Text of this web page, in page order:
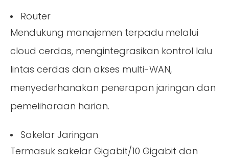
Router
Mendukung manajemen terpadu melalui
cloud cerdas, mengintegrasikan kontrol lalu
lintas cerdas dan akses multi-WAN,
menyederhanakan penerapan jaringan dan
pemeliharaan harian.
Sakelar Jaringan
Termasuk sakelar Gigabit/10 Gigabit dan